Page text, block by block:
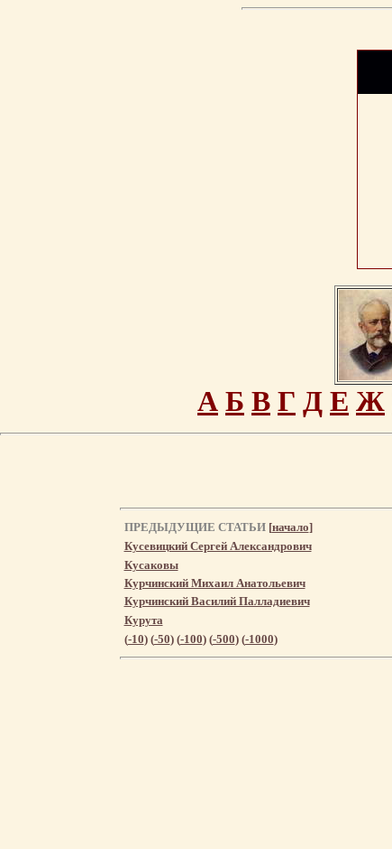
А Б В Г Д Е Ж
ПРЕДЫДУЩИЕ СТАТЬИ [начало]
Кусевицкий Сергей Александрович
Кусаковы
Курчинский Михаил Анатольевич
Курчинский Василий Палладиевич
Курута
(-10) (-50) (-100) (-500) (-1000)